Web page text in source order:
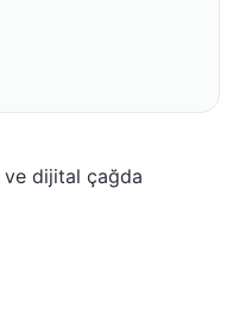
ve dijital çağda